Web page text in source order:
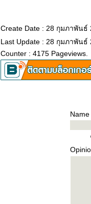
Create Date : 28 กุมภาพันธ์
Last Update : 28 กุมภาพันธ์
Counter : 4175 Pageviews.
Name